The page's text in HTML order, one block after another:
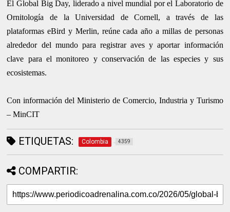
El Global Big Day, liderado a nivel mundial por el Laboratorio de
Ornitología de la Universidad de Cornell, a través de las
plataformas eBird y Merlin, reúne cada año a millas de personas
alrededor del mundo para registrar aves y aportar información
clave para el monitoreo y conservación de las especies y sus
ecosistemas.
Con información del Ministerio de Comercio, Industria y Turismo
– MinCIT
ETIQUETAS: Colombia 4359
COMPARTIR: